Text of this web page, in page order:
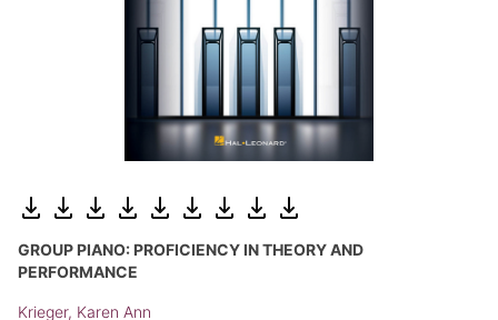
GROUP PIANO: PROFICIENCY IN THEORY AND
PERFORMANCE
Krieger, Karen Ann